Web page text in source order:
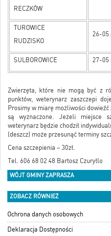
RECZKÓW
TUROWICE
RUDZISKO
26-05
SULBOROWICE 27-05
Zwierzęta, które nie mogą być z
punktów, weterynarz zaszczepi
Prosimy w miarę możliwości
są wyznaczone. Jeżeli miejsce
weterynarz będzie chodził
(deszcz) może przesunąć terminy
Cena szczepienia – 30zł.
Tel. 606 68 02 48 Bartosz Czuryłlo
WÓJT GMINY ZAPRASZA
ZOBACZ RÓWNIEŻ
Ochrona danych osobowych
Deklaracja Dostępności